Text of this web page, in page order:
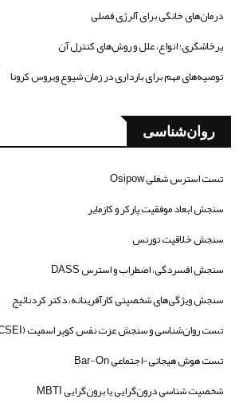
درمان‌های خانگی برای آلرژی فصلی
پرخاشگری؛ انواع، علل و روش‌های کنترل آن
توصیه‌های مهم برای بارداری در زمان شیوع ویروس کرونا
روان‌شناسی
تست استرس شغلی Osipow
سنجش ابعاد موفقیت پارکر و کازمایر
سنجش خلاقیت تورنس
سنجش افسردگی، اضطراب و استرس DASS
سنجش ویژگی‌های شخصیتی کارآفرینانه، دکتر کردنائیج
تست روان‌شناسی و سنجش عزت نفس کوپر اسمیت (CSEI)
تست هوش هیجانی-اجتماعی Bar-On
شخصیت شناسی درون‌گرایی یا برون‌گرایی MBTI